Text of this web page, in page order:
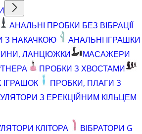
АНАЛЬНІ ПРОБКИ БЕЗ ВІБРАЦІЇ
З НАКАЧКОЮ
АНАЛЬНІ ІГРАШКИ
ЛАНЦЮЖКИ
МАСАЖЕРИ
ПРОБКИ З ХВОСТАМИ
ПРОБКИ, ПЛАГИ З
З ЕРЕКЦІЙНИМ КІЛЬЦЕМ
КЛІТОРА
ВІБРАТОРИ G